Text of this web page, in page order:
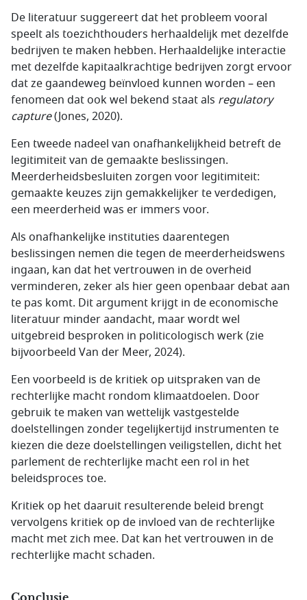
De literatuur suggereert dat het probleem vooral
speelt als toezichthouders herhaaldelijk met dezelfde
bedrijven te maken hebben. Herhaaldelijke interactie
met dezelfde kapitaalkrachtige bedrijven zorgt ervoor
dat ze gaandeweg beïnvloed kunnen worden – een
fenomeen dat ook wel bekend staat als regulatory
capture(Jones, 2020).
Een tweede nadeel van onafhankelijkheid betreft de
legitimiteit van de gemaakte beslissingen.
Meerderheidsbesluiten zorgen voor legitimiteit:
gemaakte keuzes zijn gemakkelijker te verdedigen,
een meerderheid was er immers voor.
Als onafhankelijke instituties daarentegen
beslissingen nemen die tegen de meerderheidswens
ingaan, kan dat het vertrouwen in de overheid
verminderen, zeker als hier geen openbaar debat aan
te pas komt. Dit argument krijgt in de economische
literatuur minder aandacht, maar wordt wel
uitgebreid besproken in politicologisch werk (zie
bijvoorbeeld Van der Meer, 2024).
Een voorbeeld is de kritiek op uitspraken van de
rechterlijke macht rondom klimaatdoelen. Door
gebruik te maken van wettelijk vastgestelde
doelstellingen zonder tegelijkertijd instrumenten te
kiezen die deze doelstellingen veiligstellen, dicht het
parlement de rechterlijke macht een rol in het
beleidsproces toe.
Kritiek op het daaruit resulterende beleid brengt
vervolgens kritiek op de invloed van de rechterlijke
macht met zich mee. Dat kan het vertrouwen in de
rechterlijke macht schaden.